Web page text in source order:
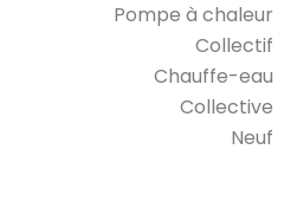
Pompe à chaleur
Collectif
Chauffe-eau
Collective
Neuf